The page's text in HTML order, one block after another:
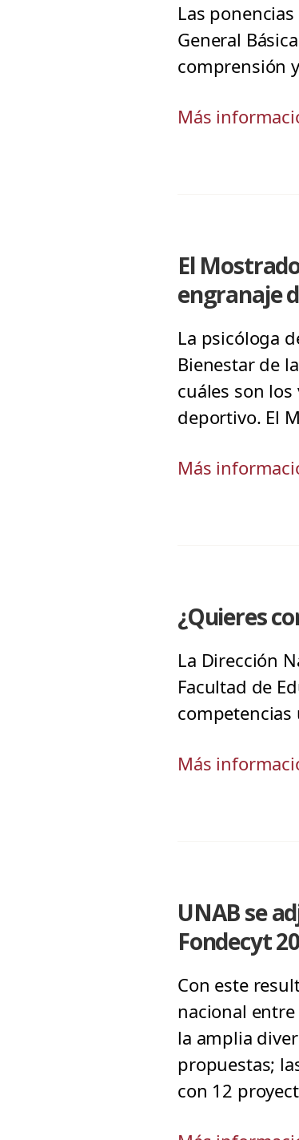
Las
General
comprensión
Más
El
engranaje
La psicóloga
Bienestar de
cuáles son
deportivo. El
Más
¿Quieres
La Dirección
Facultad de
Más
UNAB se
Fondecyt
Con este
nacional
la amplia
propuestas;
con 12